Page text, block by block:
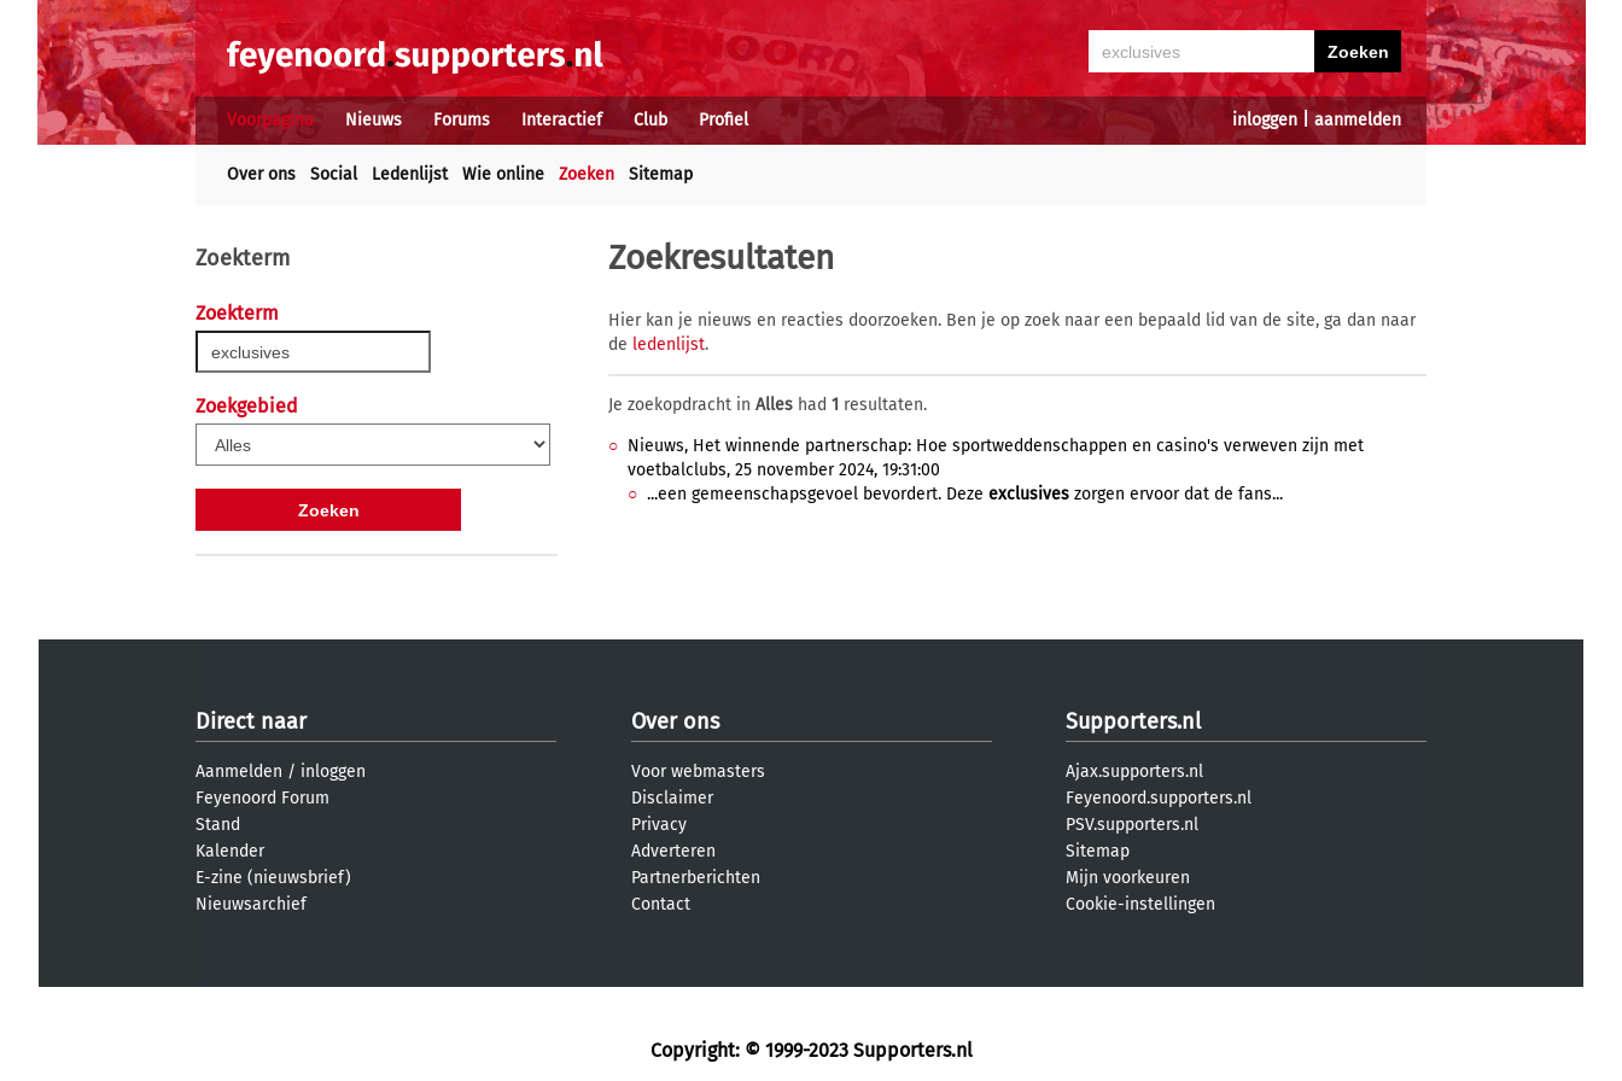
inloggen aanmelden
Voorpagina Nieuws Forums Interactief Club Profiel
Over ons Social Ledenlijst Wie online Zoeken Sitemap
Zoekterm
Zoekterm
Zoekgebied
Zoekresultaten
Hier kan je nieuws en reacties doorzoeken. Ben je op zoek naar een bepaald lid van de site, ga dan naar
de ledenlijst.
Je zoekopdracht in Alles had 1 resultaten.
Nieuws, Het winnende partnerschap: Hoe sportweddenschappen en casino's verweven zijn met
voetbalclubs, 25 november 2024, 19:31:00
...een gemeenschapsgevoel bevordert. Deze exclusives zorgen ervoor dat de fans...
Direct naar
Aanmelden / inloggen
Feyenoord Forum
Stand
Kalender
E-zine (nieuwsbrief)
Nieuwsarchief
Over ons
Voor webmasters
Disclaimer
Privacy
Adverteren
Partnerberichten
Contact
Supporters.nl
Ajax.supporters.nl
Feyenoord.supporters.nl
PSV.supporters.nl
Sitemap
Mijn voorkeuren
Cookie-instellingen
Copyright: © 1999-2023 Supporters.nl